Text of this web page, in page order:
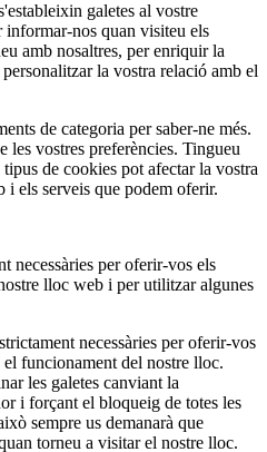
galetes al vostre
nos quan visiteu els
amb nosaltres, per enriquir la
la vostra relació amb el
de categoria per saber-ne més.
les vostres preferències. Tingueu
de cookies pot afectar la vostra
i els serveis que podem oferir.
necessàries per oferir-vos els
lloc web i per utilitzar algunes
necessàries per oferir-vos
funcionament del nostre lloc.
les galetes canviant la
i forçant el bloqueig de totes les
sempre us demanarà que
torneu a visitar el nostre lloc.